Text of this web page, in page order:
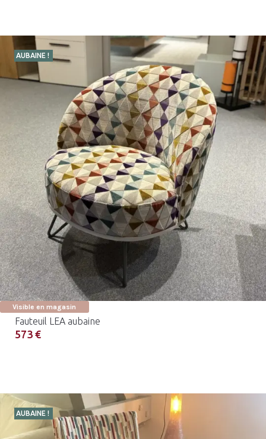
AUBAINE !
Visible en magasin
Fauteuil LEA aubaine
573 €
AUBAINE !